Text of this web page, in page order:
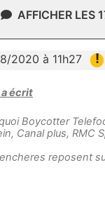
AFFICHER LES
2020 à 11h27 !
écrit
Boycotter
Canal plus, RMC
reposent